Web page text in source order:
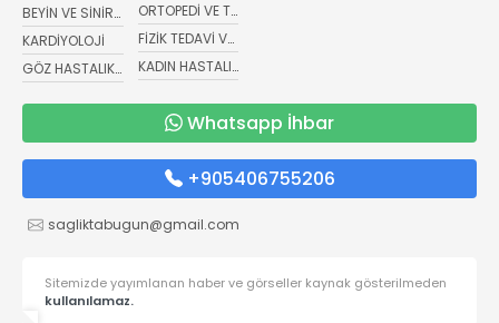
BEYİN VE SİNİR CERRAHİSİ
KARDİYOLOJİ
GÖZ HASTALIKLARI
ORTOPEDİ VE TRAVMATOLOJİ
FİZİK TEDAVİ VE REHABİLİTASYON
KADIN HASTALIKLARI VE DOĞUM
Whatsapp İhbar
+905406755206
sagliktabugun@gmail.com
Sitemizde yayımlanan haber ve görseller kaynak gösterilmeden
kullanılamaz.